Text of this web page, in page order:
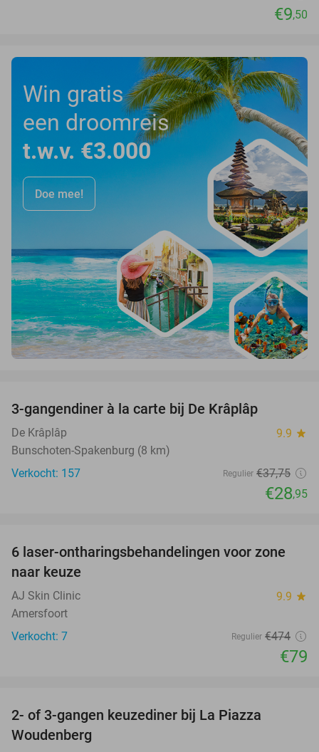
€9,50
Win gratis
een droomreis
t.w.v. €3.000
Doe mee!
3-gangendiner à la carte bij De Krâplâp
De Krâplâp 9.9 star
Bunschoten-Spakenburg (8 km)
Verkocht: 157
Regulier €37,75
€28,95
83%
6 laser-ontharingsbehandelingen voor zone
naar keuze
AJ Skin Clinic 9.9 star
Amersfoort
Verkocht: 7
Regulier €474
€79
2- of 3-gangen keuzediner bij La Piazza
Woudenberg